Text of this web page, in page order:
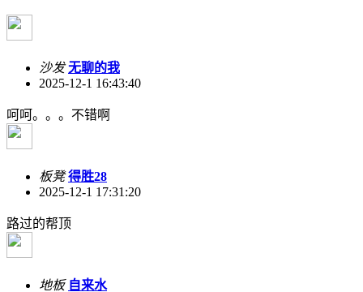
沙发 无聊的我
2025-12-1 16:43:40
呵呵。。。不错啊
板凳 得胜28
2025-12-1 17:31:20
路过的帮顶
地板 自来水